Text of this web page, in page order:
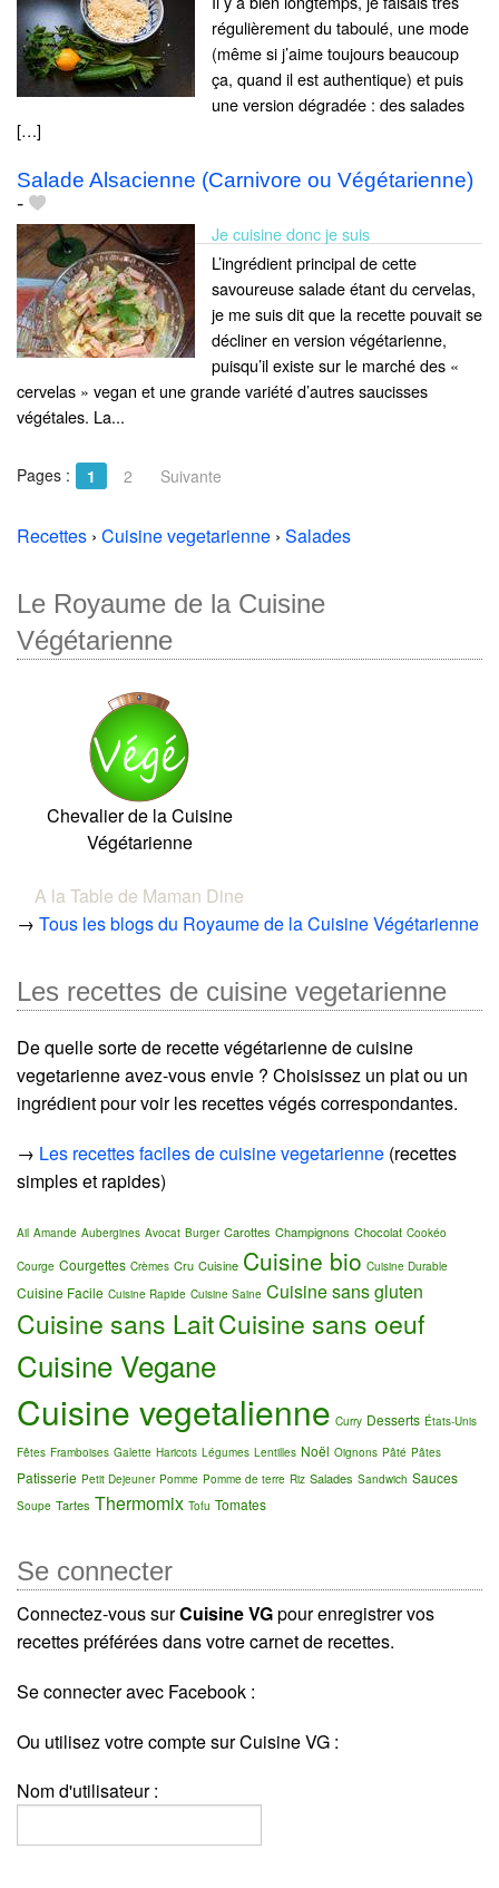
régulièrement du taboulé, une mode
(même si j’aime toujours beaucoup
ça, quand il est authentique) et puis
une version dégradée : des salades
[…]
Salade Alsacienne (Carnivore ou Végétarienne)
-
Je cuisine donc je suis
L’ingrédient principal de cette
savoureuse salade étant du cervelas,
je me suis dit que la recette pouvait se
décliner en version végétarienne,
puisqu’il existe sur le marché des «
cervelas » vegan et une grande variété d’autres saucisses
végétales. La...
Pages : 1 2 Suivante
Recettes › Cuisine vegetarienne › Salades
Le Royaume de la Cuisine
Végétarienne
Chevalier de la Cuisine
Végétarienne
A la Table de Maman Dine
→ Tous les blogs du Royaume de la Cuisine Végétarienne
Les recettes de cuisine vegetarienne
De quelle sorte de recette végétarienne de cuisine
vegetarienne avez-vous envie ? Choisissez un plat ou un
ingrédient pour voir les recettes végés correspondantes.
→ Les recettes faciles de cuisine vegetarienne (recettes
simples et rapides)
Ail Amande Aubergines Avocat Burger Carottes Champignons Chocolat Cookéo
Courge Courgettes Crèmes Cru Cuisine Cuisine bio Cuisine Durable
Cuisine Facile Cuisine Rapide Cuisine Saine Cuisine sans gluten
Cuisine sans LaitCuisine sans oeuf
Cuisine Vegane
Cuisine vegetalienne Curry Desserts États-Unis
Fêtes Framboises Galette Haricots Légumes Lentilles Noël Oignons Pâté Pâtes
Patisserie Petit Dejeuner Pomme Pomme de terre Riz Salades Sandwich Sauces
Soupe Tartes Thermomix Tofu Tomates
Se connecter
Connectez-vous surCuisine VGpour enregistrer vos
recettes préférées dans votre carnet de recettes.
Se connecter avec Facebook :
Ou utilisez votre compte sur Cuisine VG :
Nom d'utilisateur :